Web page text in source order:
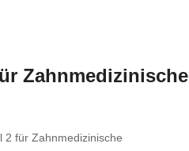
Zahn­me­di­zi­ni­sche
2 für Zahnmedizinische